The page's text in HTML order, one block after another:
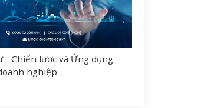
- Chiến lược và Ứng dụng
nghiệp